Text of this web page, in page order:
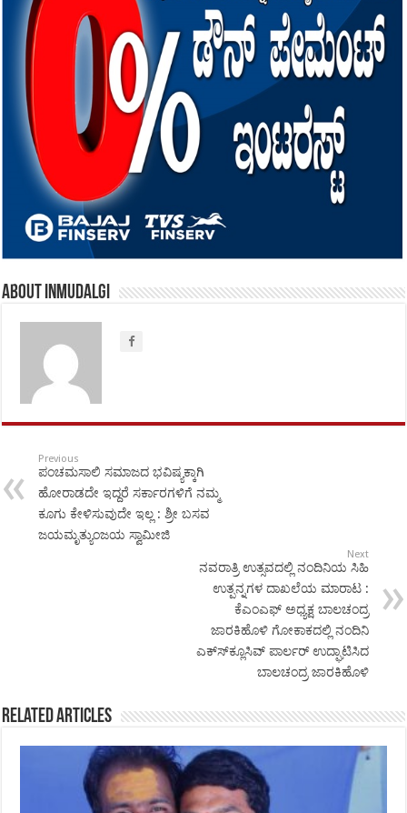
About inmudalgi
Previous
ಪಂಚಮಸಾಲಿ ಸಮಾಜದ ಭವಿಷ್ಯಕ್ಕಾಗಿ
ಹೋರಾಡದೇ ಇದ್ದರೆ ಸರ್ಕಾರಗಳಿಗೆ ನಮ್ಮ
ಕೂಗು ಕೇಳಿಸುವುದೇ ಇಲ್ಲ : ಶ್ರೀ ಬಸವ
ಜಯಮೃತ್ಯುಂಜಯ ಸ್ವಾಮೀಜಿ
Next
ನವರಾತ್ರಿ ಉತ್ಸವದಲ್ಲಿ ನಂದಿನಿಯ ಸಿಹಿ
ಉತ್ಪನ್ನಗಳ ದಾಖಲೆಯ ಮಾರಾಟ :
ಕೆಎಂಎಫ್ ಅಧ್ಯಕ್ಷ ಬಾಲಚಂದ್ರ
ಜಾರಕಿಹೊಳಿ ಗೋಕಾಕದಲ್ಲಿ ನಂದಿನಿ
ಎಕ್ಸ್‍ಕ್ಲೂಸಿವ್ ಪಾರ್ಲರ್ ಉದ್ಘಾಟಿಸಿದ
ಬಾಲಚಂದ್ರ ಜಾರಕಿಹೊಳಿ
Related Articles